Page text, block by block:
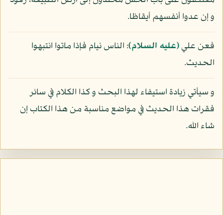
و إن عدوا أنفسهم أيقاظا.
فعن علي(عليه السلام): الناس نيام فإذا ماتوا انتبهوا
الحديث.
و سيأتي زيادة استيفاء لهذا البحث و كذا الكلام في سائر
فقرات هذا الحديث في مواضع مناسبة من هذا الكتاب إن
شاء الله.